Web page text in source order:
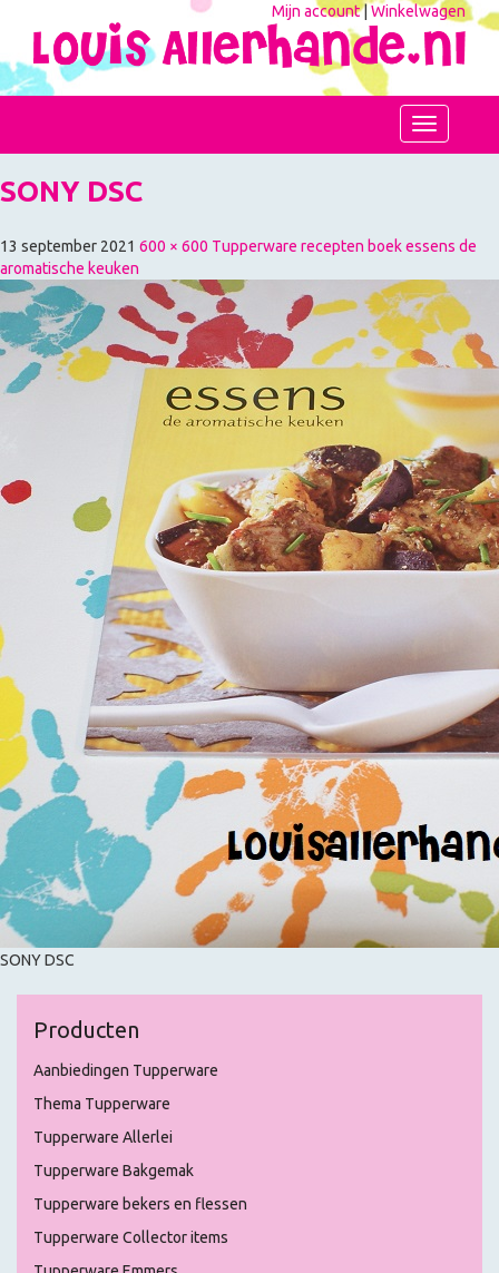
Mijn account|Winkelwagen
Toggle
navigation
SONY DSC
13 september 2021 600 × 600 Tupperware recepten boek essens de
aromatische keuken
SONY DSC
Producten
Aanbiedingen Tupperware
Thema Tupperware
Tupperware Allerlei
Tupperware Bakgemak
Tupperware bekers en flessen
Tupperware Collector items